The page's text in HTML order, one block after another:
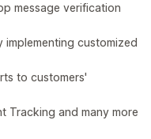
message verification
customized
to customers'
Tracking and many more